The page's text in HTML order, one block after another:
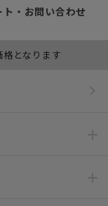
ト・お問い合わせ
となります